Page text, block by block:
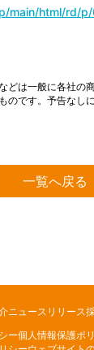
main/html/rd/
どは一般に各社の
のです。予告なし
一覧へ戻る
ニュースリリース
ー個人情報保護ポ